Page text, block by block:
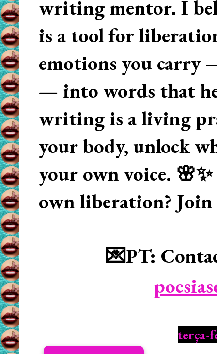
writing mentor. I
is a tool for
emotions you carry
— into words that
writing is a living
your body, unlock
your own voice.
own liberation? Join
💌PT:
terça-